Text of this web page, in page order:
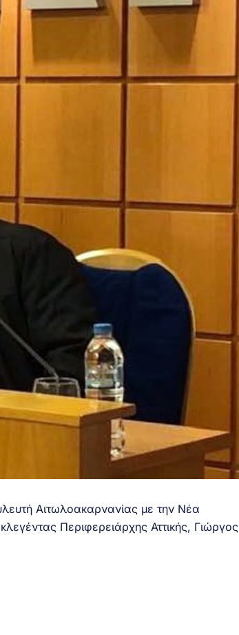
Αιτωλοακαρνανίας με την Νέα
Περιφερειάρχης Αττικής, Γιώργος